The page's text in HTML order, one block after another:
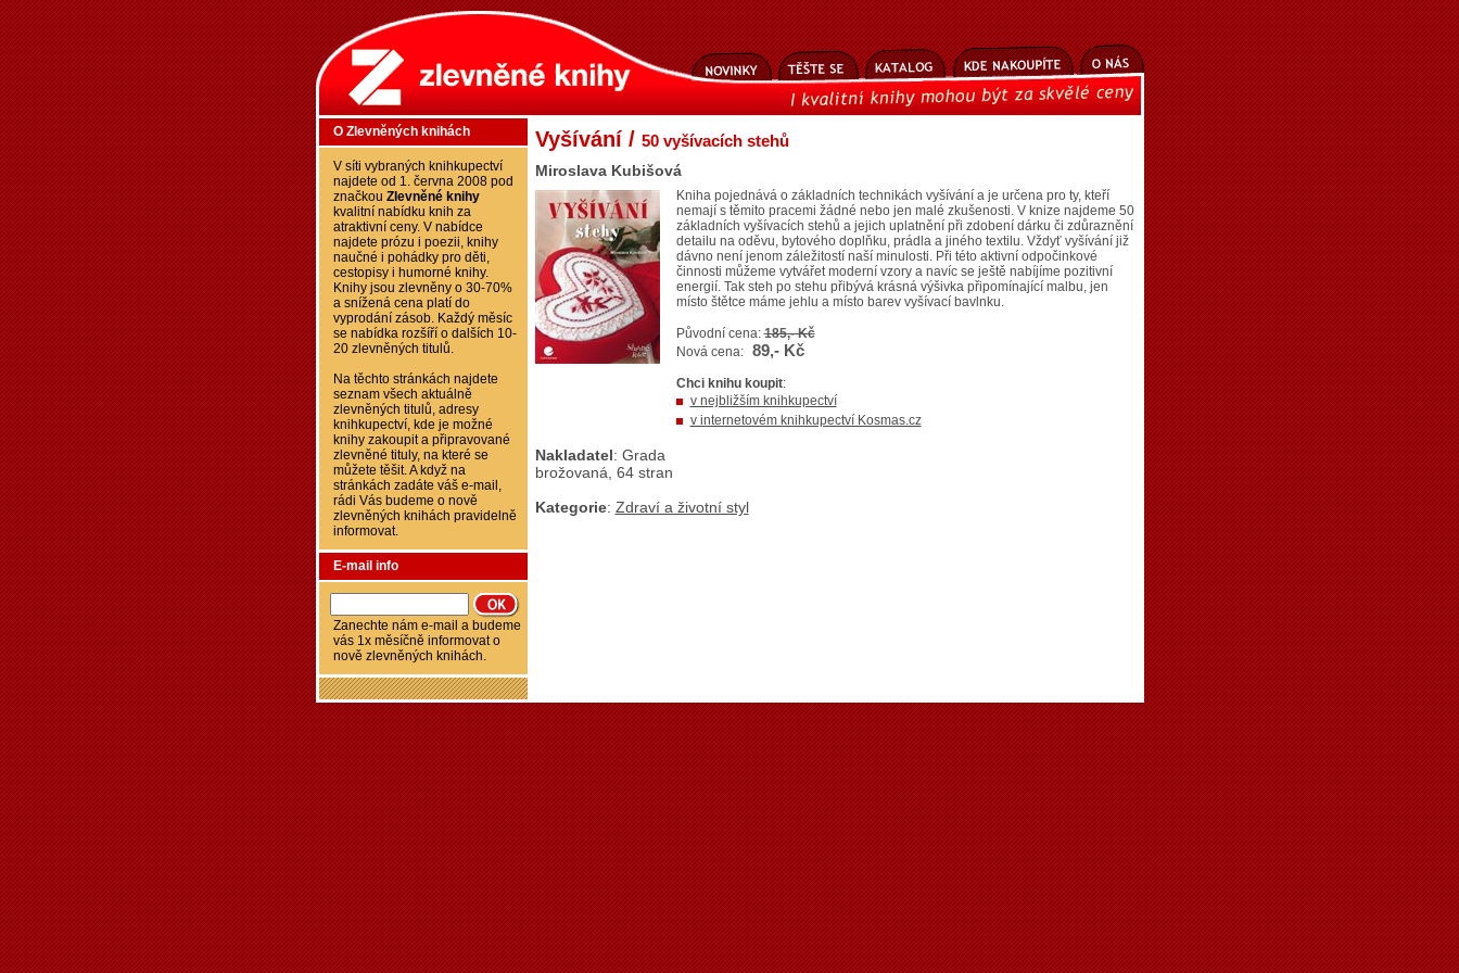
Vyšívání / 50 vyšívacích stehů
Miroslava Kubišová
Kniha pojednává o základních technikách vyšívání a je určena pro ty, kteří
nemají s těmito pracemi žádné nebo jen malé zkušenosti. V knize najdeme 50
základních vyšívacích stehů a jejich uplatnění při zdobení dárku či zdůraznění
detailu na oděvu, bytového doplňku, prádla a jiného textilu. Vždyť vyšívání již
dávno není jenom záležitostí naší minulosti. Při této aktivní odpočinkové
činnosti můžeme vytvářet moderní vzory a navíc se ještě nabíjíme pozitivní
energií. Tak steh po stehu přibývá krásná výšivka připomínající malbu, jen
místo štětce máme jehlu a místo barev vyšívací bavlnku.
Původní cena:185,- Kč
Nová cena: 89,- Kč
Chci knihu koupit:
v nejbližším knihkupectví
v internetovém knihkupectví Kosmas.cz
Nakladatel: Grada
brožovaná, 64 stran
Kategorie: Zdraví a životní styl
O Zlevněných knihách
V síti vybraných knihkupectví
najdete od 1. června 2008 pod
značkou Zlevněné knihy
kvalitní nabídku knih za
atraktivní ceny. V nabídce
najdete prózu i poezii, knihy
naučné i pohádky pro děti,
cestopisy i humorné knihy.
Knihy jsou zlevněny o 30-70%
a snížená cena platí do
vyprodání zásob. Každý měsíc
se nabídka rozšíří o dalších 10-
20 zlevněných titulů.
Na těchto stránkách najdete
seznam všech aktuálně
zlevněných titulů, adresy
knihkupectví, kde je možné
knihy zakoupit a připravované
zlevněné tituly, na které se
můžete těšit. A když na
stránkách zadáte váš e-mail,
rádi Vás budeme o nově
zlevněných knihách pravidelně
informovat.
E-mail info
Zanechte nám e-mail a budeme
vás 1x měsíčně informovat o
nově zlevněných knihách.